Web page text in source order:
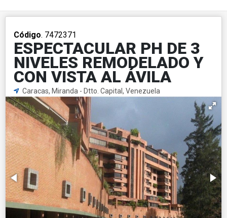
Código. 7472371
ESPECTACULAR PH DE 3
NIVELES REMODELADO Y
CON VISTA AL ÁVILA
Caracas, Miranda - Dtto. Capital, Venezuela